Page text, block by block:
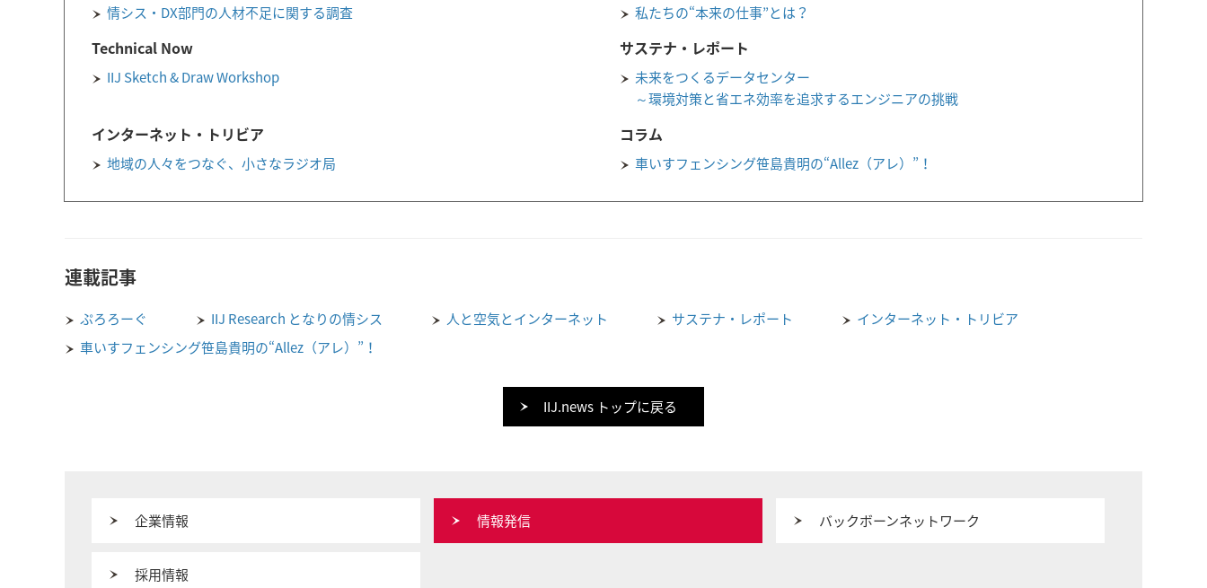
情シス・DX部門の人材不足に関する調査 私たちの“本来の仕事”とは？
Technical Now
IIJ Sketch & Draw Workshop
サステナ・レポート
未来をつくるデータセンター
～環境対策と省エネ効率を追求するエンジニアの挑戦
インターネット・トリビア
地域の人々をつなぐ、小さなラジオ局
コラム
車いすフェンシング笹島貴明の“Allez（アレ）”！
連載記事
ぷろろーぐ IIJ Research となりの情シス 人と空気とインターネット サステナ・レポート
インターネット・トリビア
車いすフェンシング笹島貴明の“Allez（アレ）”！
IIJ.news トップに戻る
企業情報 情報発信 バックボーンネットワーク
採用情報